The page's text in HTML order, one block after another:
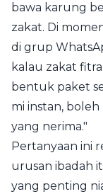
bawa karung
zakat. Di
di grup
kalau zakat
bentuk paket
mi instan,
yang nerima."
Pertanyaan ini
urusan ibadah
yang penting